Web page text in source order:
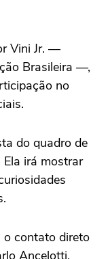
Vini Jr. —
Brasileira —,
no
do quadro de
irá mostrar
o contato direto
Ancelotti,